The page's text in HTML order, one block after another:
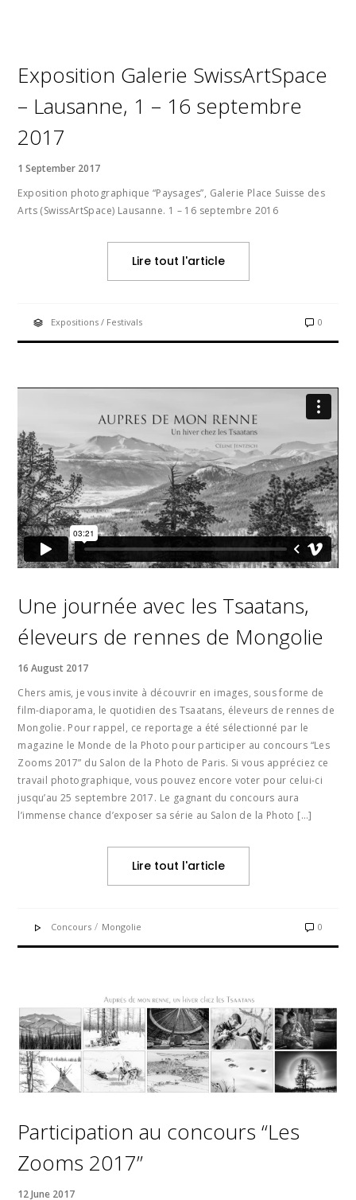
Exposition Galerie SwissArtSpace
– Lausanne, 1 – 16 septembre
2017
1 September 2017
Exposition photographique “Paysages”, Galerie Place Suisse des
Arts (SwissArtSpace) Lausanne. 1 – 16 septembre 2016
Lire tout l'article
Expositions / Festivals 0
Une journée avec les Tsaatans,
éleveurs de rennes de Mongolie
16 August 2017
Chers amis, je vous invite à découvrir en images, sous forme de
film-diaporama, le quotidien des Tsaatans, éleveurs de rennes de
Mongolie. Pour rappel, ce reportage a été sélectionné par le
magazine le Monde de la Photo pour participer au concours “Les
Zooms 2017” du Salon de la Photo de Paris. Si vous appréciez ce
travail photographique, vous pouvez encore voter pour celui-ci
jusqu’au 25 septembre 2017. Le gagnant du concours aura
l’immense chance d’exposer sa série au Salon de la Photo […]
Lire tout l'article
Concours / Mongolie 0
Participation au concours “Les
Zooms 2017”
12 June 2017